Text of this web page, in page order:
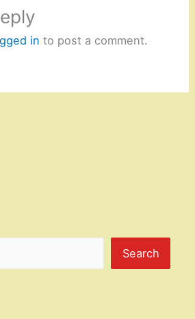
in to post a comment.
Search